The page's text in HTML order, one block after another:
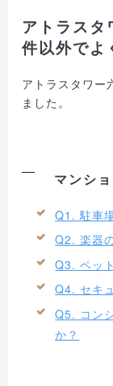
アトラスタ
件以外でよ
アトラスタワー
ました。
マンシ
Q1. 駐車
Q2. 楽器
Q3. ペッ
Q4. セキ
Q5. コン
か？